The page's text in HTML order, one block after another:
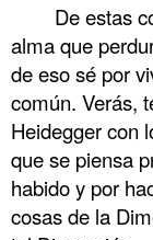
De estas
alma que
de eso sé por
común. Verás,
Heidegger con
que se piensa
habido y por
cosas de la